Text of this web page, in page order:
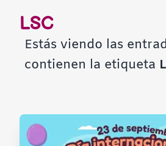
LSC
Estás viendo las
contienen la etiqueta
Alto
Fondo